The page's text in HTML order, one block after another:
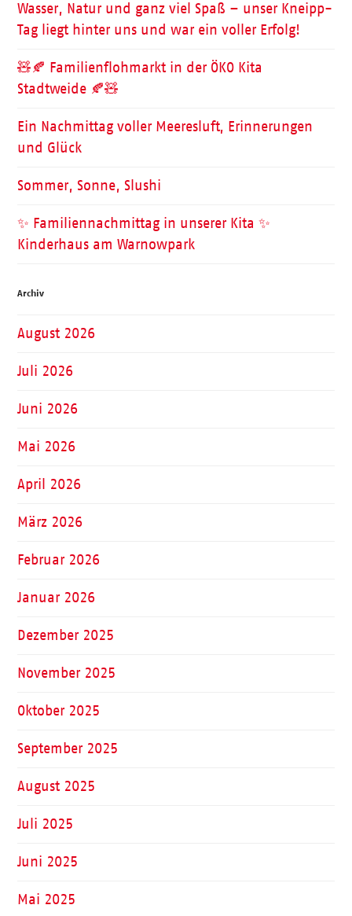
Wasser, Natur und ganz viel Spaß – unser Kneipp-
Tag liegt hinter uns und war ein voller Erfolg!
🧸🍂 Familienflohmarkt in der ÖKO Kita
Stadtweide 🍂🧸
Ein Nachmittag voller Meeresluft, Erinnerungen
und Glück
Sommer, Sonne, Slushi
✨ Familiennachmittag in unserer Kita ✨
Kinderhaus am Warnowpark
Archiv
August 2026
Juli 2026
Juni 2026
Mai 2026
April 2026
März 2026
Februar 2026
Januar 2026
Dezember 2025
November 2025
Oktober 2025
September 2025
August 2025
Juli 2025
Juni 2025
Mai 2025